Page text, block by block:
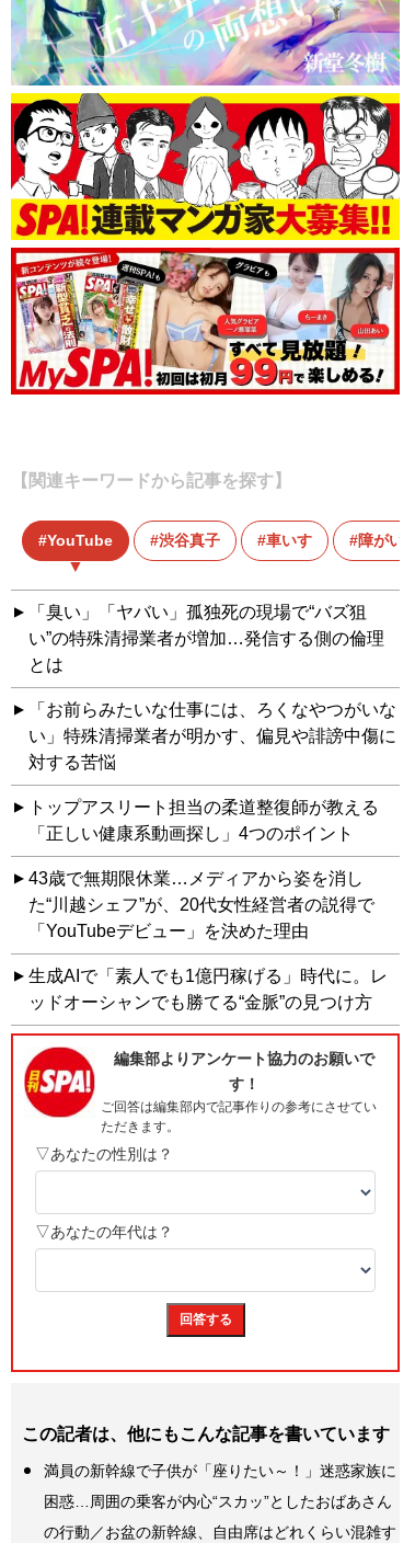
【関連キーワードから記事を探す】
YouTube 渋谷真子 車いす 障がい者
「臭い」「ヤバい」孤独死の現場で“バズ狙
い”の特殊清掃業者が増加…発信する側の倫理
とは
「お前らみたいな仕事には、ろくなやつがいな
い」特殊清掃業者が明かす、偏見や誹謗中傷に
対する苦悩
トップアスリート担当の柔道整復師が教える
「正しい健康系動画探し」4つのポイント
43歳で無期限休業…メディアから姿を消し
た“川越シェフ”が、20代女性経営者の説得で
「YouTubeデビュー」を決めた理由
生成AIで「素人でも1億円稼げる」時代に。レ
ッドオーシャンでも勝てる“金脈”の見つけ方
この記者は、他にもこんな記事を書いています
満員の新幹線で子供が「座りたい～！」迷惑家族に
困惑…周囲の乗客が内心“スカッ”としたおばあさん
の行動／お盆の新幹線、自由席はどれくらい混雑す